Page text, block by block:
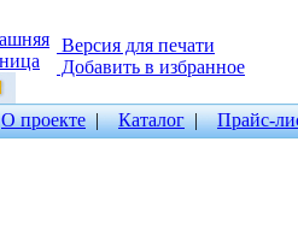
Версия для печати
Добавить в избранное
О проекте| Каталог| Прайс-